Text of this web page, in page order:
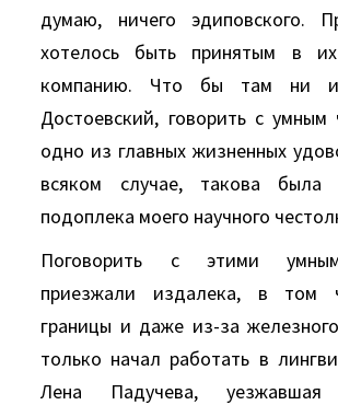
думаю, ничего эдиповского.
хотелось быть принятым в
компанию. Что бы там ни
Достоевский, говорить с умным
одно из главных жизненных
всяком случае, такова была
подоплека моего научного
Поговорить с этими
приезжали издалека, в том
границы и даже из-за
только начал работать в
Лена Падучева,